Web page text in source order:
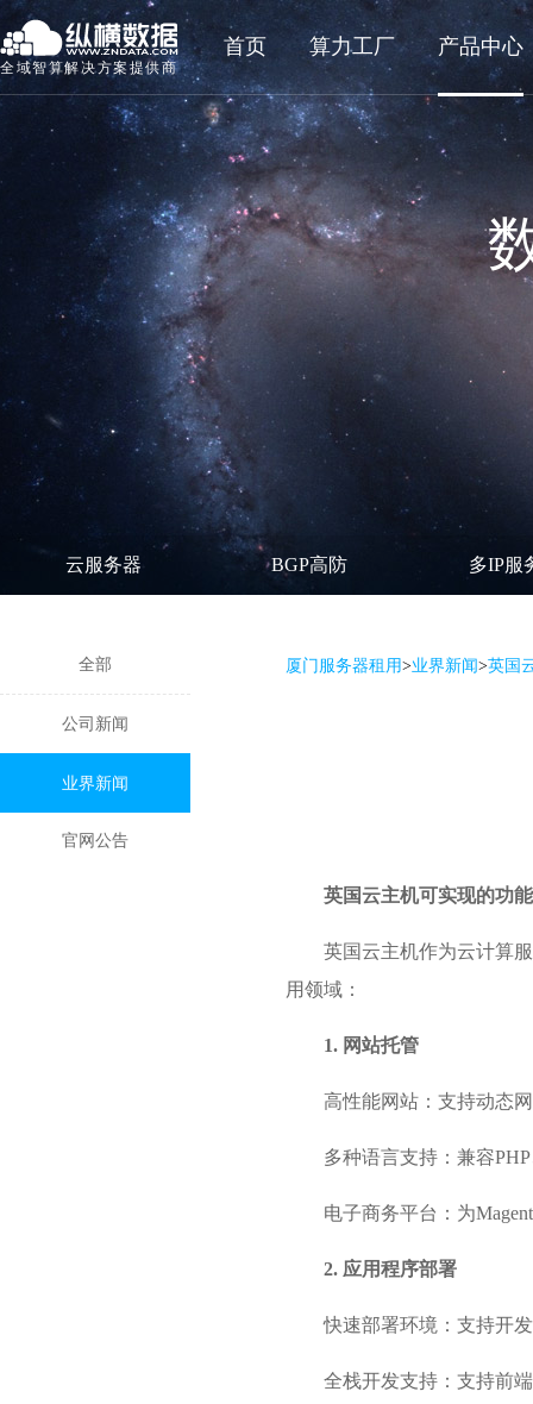
全域智算解决方案提供商
首页 算力工厂 产品中心
云服务器 BGP高防 多IP服
全部
公司新闻
业界新闻
官网公告
厦门服务器租用>业界新闻>英国
英国云主机可实现的功
英国云主机作为云计算
用领域：
1. 网站托管
高性能网站：支持动态
多种语言支持：兼容
电子商务平台：为
2. 应用程序部署
快速部署环境：支持开
全栈开发支持：支持前